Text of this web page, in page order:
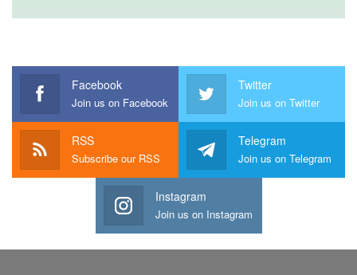
Facebook
Join us on Facebook
Twitter
Join us on Twitter
RSS
Subscribe our RSS
Telegram
Join us on Telegram
Instagram
Join us on Instagram